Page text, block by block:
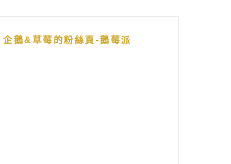
企鵝&草莓的粉絲頁-鵝莓派